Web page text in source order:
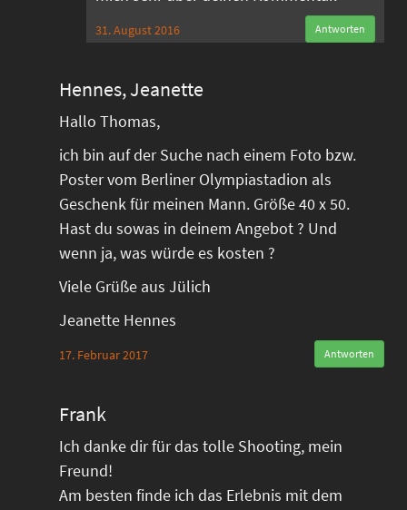
31. August 2016 Antworten
Hennes, Jeanette
Hallo Thomas,
ich bin auf der Suche nach einem Foto bzw.
Poster vom Berliner Olympiastadion als
Geschenk für meinen Mann. Größe 40 x 50.
Hast du sowas in deinem Angebot ? Und
wenn ja, was würde es kosten ?
Viele Grüße aus Jülich
Jeanette Hennes
17. Februar 2017 Antworten
Frank
Ich danke dir für das tolle Shooting, mein
Freund!
Am besten finde ich das Erlebnis mit dem